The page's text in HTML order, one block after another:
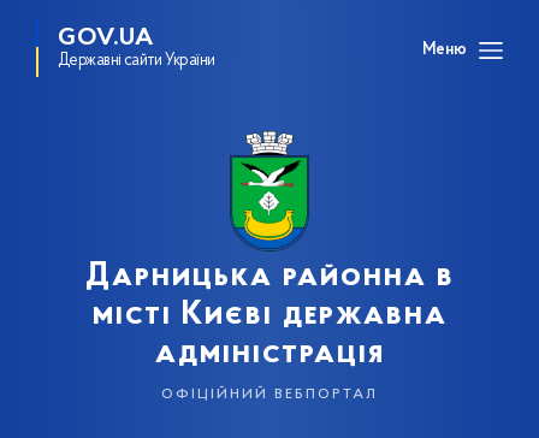
GOV.UA
Державні сайти України
Меню
Дарницька районна в
місті Києві державна
адміністрація
офіційний вебпортал